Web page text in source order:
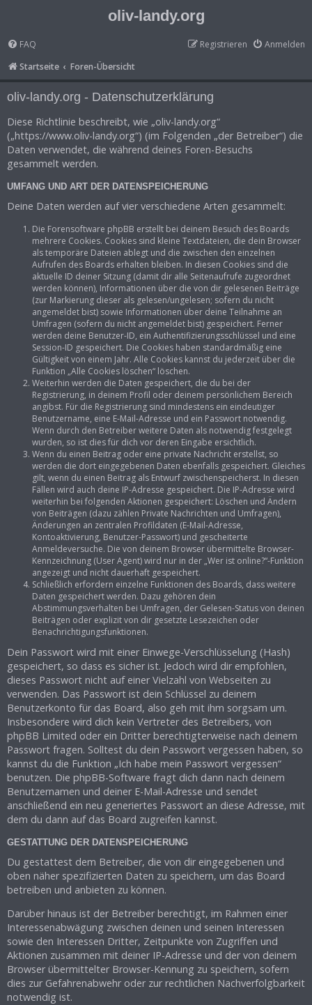
oliv-landy.org
FAQ Anmelden
Registrieren
Startseite
Foren-Übersicht
oliv-landy.org - Datenschutzerklärung
Diese Richtlinie beschreibt, wie „oliv-landy.org“
(„https://www.oliv-landy.org“) (im Folgenden „der Betreiber“) die
Daten verwendet, die während deines Foren-Besuchs
gesammelt werden.
UMFANG UND ART DER DATENSPEICHERUNG
Deine Daten werden auf vier verschiedene Arten gesammelt:
Die Forensoftware phpBB erstellt bei deinem Besuch des Boards
mehrere Cookies. Cookies sind kleine Textdateien, die dein Browser
als temporäre Dateien ablegt und die zwischen den einzelnen
Aufrufen des Boards erhalten bleiben. In diesen Cookies sind die
aktuelle ID deiner Sitzung (damit dir alle Seitenaufrufe zugeordnet
werden können), Informationen über die von dir gelesenen Beiträge
(zur Markierung dieser als gelesen/ungelesen; sofern du nicht
angemeldet bist) sowie Informationen über deine Teilnahme an
Umfragen (sofern du nicht angemeldet bist) gespeichert. Ferner
werden deine Benutzer-ID, ein Authentifizierungsschlüssel und eine
Session-ID gespeichert. Die Cookies haben standardmäßig eine
Gültigkeit von einem Jahr. Alle Cookies kannst du jederzeit über die
Funktion „Alle Cookies löschen“ löschen.
Weiterhin werden die Daten gespeichert, die du bei der
Registrierung, in deinem Profil oder deinem persönlichem Bereich
angibst. Für die Registrierung sind mindestens ein eindeutiger
Benutzername, eine E-Mail-Adresse und ein Passwort notwendig.
Wenn durch den Betreiber weitere Daten als notwendig festgelegt
wurden, so ist dies für dich vor deren Eingabe ersichtlich.
Wenn du einen Beitrag oder eine private Nachricht erstellst, so
werden die dort eingegebenen Daten ebenfalls gespeichert. Gleiches
gilt, wenn du einen Beitrag als Entwurf zwischenspeicherst. In diesen
Fällen wird auch deine IP-Adresse gespeichert. Die IP-Adresse wird
weiterhin bei folgenden Aktionen gespeichert: Löschen und Ändern
von Beiträgen (dazu zählen Private Nachrichten und Umfragen),
Änderungen an zentralen Profildaten (E-Mail-Adresse,
Kontoaktivierung, Benutzer-Passwort) und gescheiterte
Anmeldeversuche. Die von deinem Browser übermittelte Browser-
Kennzeichnung (User Agent) wird nur in der „Wer ist online?“-Funktion
angezeigt und nicht dauerhaft gespeichert.
Schließlich erfordern einzelne Funktionen des Boards, dass weitere
Daten gespeichert werden. Dazu gehören dein
Abstimmungsverhalten bei Umfragen, der Gelesen-Status von deinen
Beiträgen oder explizit von dir gesetzte Lesezeichen oder
Benachrichtigungsfunktionen.
Dein Passwort wird mit einer Einwege-Verschlüsselung (Hash)
gespeichert, so dass es sicher ist. Jedoch wird dir empfohlen,
dieses Passwort nicht auf einer Vielzahl von Webseiten zu
verwenden. Das Passwort ist dein Schlüssel zu deinem
Benutzerkonto für das Board, also geh mit ihm sorgsam um.
Insbesondere wird dich kein Vertreter des Betreibers, von
phpBB Limited oder ein Dritter berechtigterweise nach deinem
Passwort fragen. Solltest du dein Passwort vergessen haben, so
kannst du die Funktion „Ich habe mein Passwort vergessen“
benutzen. Die phpBB-Software fragt dich dann nach deinem
Benutzernamen und deiner E-Mail-Adresse und sendet
anschließend ein neu generiertes Passwort an diese Adresse, mit
dem du dann auf das Board zugreifen kannst.
GESTATTUNG DER DATENSPEICHERUNG
Du gestattest dem Betreiber, die von dir eingegebenen und
oben näher spezifizierten Daten zu speichern, um das Board
betreiben und anbieten zu können.
Darüber hinaus ist der Betreiber berechtigt, im Rahmen einer
Interessenabwägung zwischen deinen und seinen Interessen
sowie den Interessen Dritter, Zeitpunkte von Zugriffen und
Aktionen zusammen mit deiner IP-Adresse und der von deinem
Browser übermittelter Browser-Kennung zu speichern, sofern
dies zur Gefahrenabwehr oder zur rechtlichen Nachverfolgbarkeit
notwendig ist.